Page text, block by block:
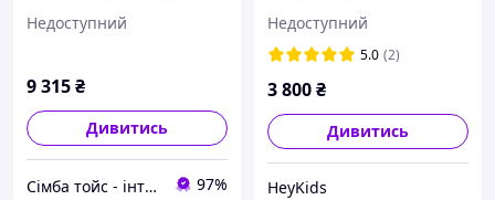
CRL-10304
Недоступний
9 315₴
Дивитись
Сімба тойс - інтернет магазин дитячих іграшок 97%
ліжко-манеж та люлька-
гойдалка на колесах з
новонароджених
Недоступний
5.0 (2)
3 800₴
Дивитись
HeyKids